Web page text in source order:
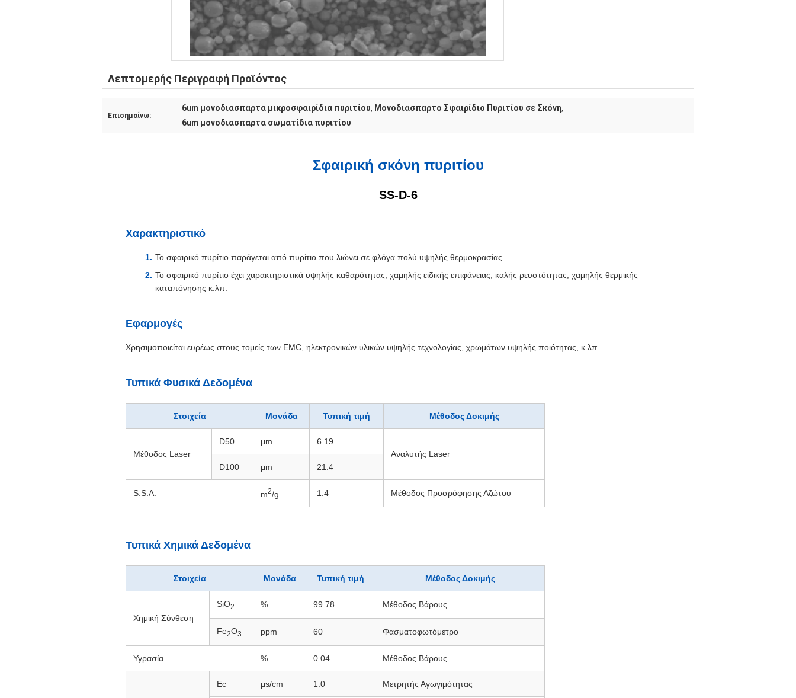
Λεπτομερής Περιγραφή Προϊόντος
Επισημαίνω:
6um μονοδιασπαρτα μικροσφαιρίδια πυριτίου, Μονοδιασπαρτο Σφαιρίδιο Πυριτίου σε Σκόνη,
6um μονοδιασπαρτα σωματίδια πυριτίου
Σφαιρική σκόνη πυριτίου
SS-D-6
Χαρακτηριστικό
Το σφαιρικό πυρίτιο παράγεται από πυρίτιο που λιώνει σε φλόγα πολύ υψηλής θερμοκρασίας.
Το σφαιρικό πυρίτιο έχει χαρακτηριστικά υψηλής καθαρότητας, χαμηλής ειδικής επιφάνειας, καλής ρευστότητας, χαμηλής θερμικής
καταπόνησης κ.λπ.
Εφαρμογές
Χρησιμοποιείται ευρέως στους τομείς των EMC, ηλεκτρονικών υλικών υψηλής τεχνολογίας, χρωμάτων υψηλής ποιότητας, κ.λπ.
Τυπικά Φυσικά Δεδομένα
Στοιχεία Μονάδα Τυπική τιμή Μέθοδος Δοκιμής
Μέθοδος Laser
D50 μm
6.19
Αναλυτής Laser
D100
μm 21.4
S.S.A. m2/g 1.4 Μέθοδος Προσρόφησης Αζώτου
Τυπικά Χημικά Δεδομένα
Στοιχεία Μονάδα Τυπική τιμή Μέθοδος Δοκιμής
Χημική Σύνθεση
SiO2 % 99.78 Μέθοδος Βάρους
Fe2O3 ppm 60 Φασματοφωτόμετρο
Υγρασία % 0.04 Μέθοδος Βάρους
Ec μs/cm 1.0 Μετρητής Αγωγιμότητας